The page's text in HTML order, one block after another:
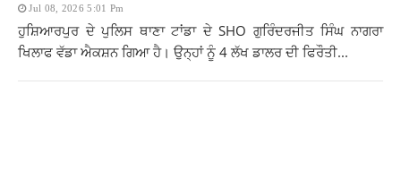
Jul 08, 2026 5:01 Pm
ਹੁਸ਼ਿਆਰਪੁਰ ਦੇ ਪੁਲਿਸ ਥਾਣਾ ਟਾਂਡਾ ਦੇ SHO ਗੁਰਿੰਦਰਜੀਤ ਸਿੰਘ ਨਾਗਰਾ
ਖਿਲਾਫ ਵੱਡਾ ਐਕਸ਼ਨ ਗਿਆ ਹੈ। ਉਨ੍ਹਾਂ ਨੂੰ 4 ਲੱਖ ਡਾਲਰ ਦੀ ਫਿਰੌਤੀ...